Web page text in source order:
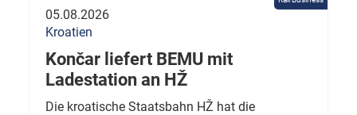
05.08.2026
Kroatien
Končar liefert BEMU mit
Ladestation an HŽ
Die kroatische Staatsbahn HŽ hat die